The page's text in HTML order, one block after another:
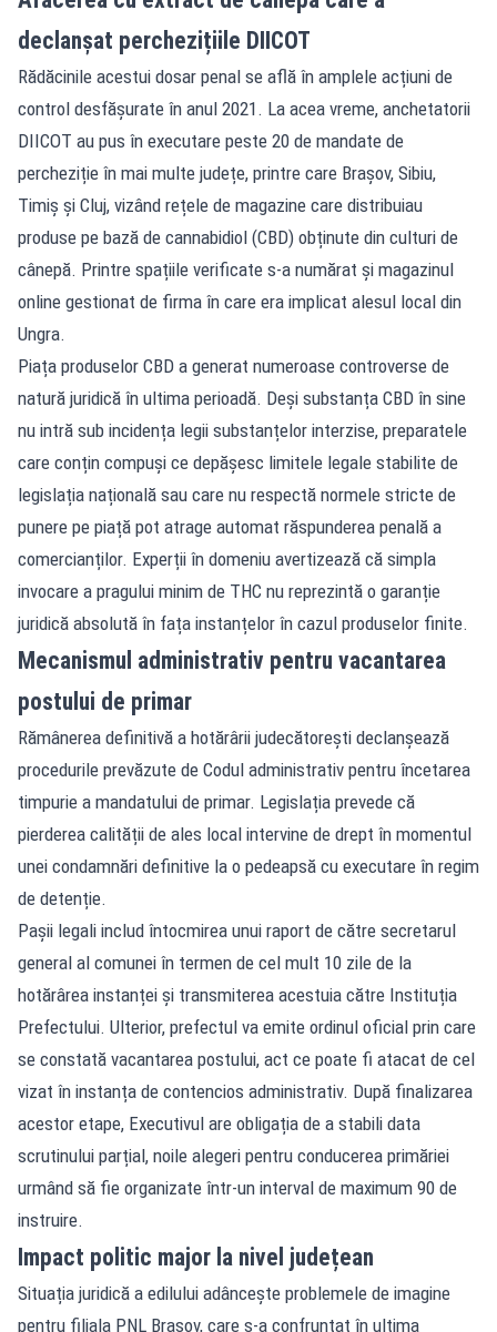
declanșat perchezițiile DIICOT
Rădăcinile acestui dosar penal se află în amplele acțiuni de
control desfășurate în anul 2021. La acea vreme, anchetatorii
DIICOT au pus în executare peste 20 de mandate de
percheziție în mai multe județe, printre care Brașov, Sibiu,
Timiș și Cluj, vizând rețele de magazine care distribuiau
produse pe bază de cannabidiol (CBD) obținute din culturi de
cânepă. Printre spațiile verificate s-a numărat și magazinul
online gestionat de firma în care era implicat alesul local din
Ungra.
Piața produselor CBD a generat numeroase controverse de
natură juridică în ultima perioadă. Deși substanța CBD în sine
nu intră sub incidența legii substanțelor interzise, preparatele
care conțin compuși ce depășesc limitele legale stabilite de
legislația națională sau care nu respectă normele stricte de
punere pe piață pot atrage automat răspunderea penală a
comercianților. Experții în domeniu avertizează că simpla
invocare a pragului minim de THC nu reprezintă o garanție
juridică absolută în fața instanțelor în cazul produselor finite.
Mecanismul administrativ pentru vacantarea
postului de primar
Rămânerea definitivă a hotărârii judecătorești declanșează
procedurile prevăzute de Codul administrativ pentru încetarea
timpurie a mandatului de primar. Legislația prevede că
pierderea calității de ales local intervine de drept în momentul
unei condamnări definitive la o pedeapsă cu executare în regim
de detenție.
Pașii legali includ întocmirea unui raport de către secretarul
general al comunei în termen de cel mult 10 zile de la
hotărârea instanței și transmiterea acestuia către Instituția
Prefectului. Ulterior, prefectul va emite ordinul oficial prin care
se constată vacantarea postului, act ce poate fi atacat de cel
vizat în instanța de contencios administrativ. După finalizarea
acestor etape, Executivul are obligația de a stabili data
scrutinului parțial, noile alegeri pentru conducerea primăriei
urmând să fie organizate într-un interval de maximum 90 de
instruire.
Impact politic major la nivel județean
Situația juridică a edilului adâncește problemele de imagine
pentru filiala PNL Brașov, care s-a confruntat în ultima